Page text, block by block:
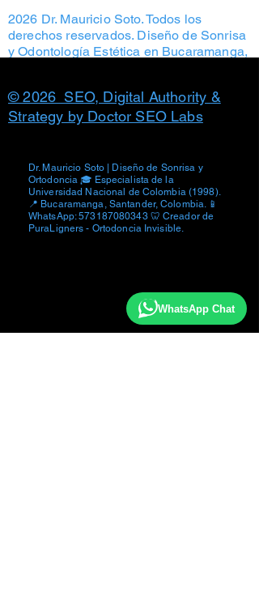
2026 Dr. Mauricio Soto. Todos los
derechos reservados. Diseño de Sonrisa
y Odontología Estética en Bucaramanga,
© 2026 SEO, Digital Authority &
Strategy by Doctor SEO Labs
Dr. Mauricio Soto | Diseño de Sonrisa y
Ortodoncia 🎓 Especialista de la
Universidad Nacional de Colombia (1998).
📍 Bucaramanga, Santander, Colombia. 📱
WhatsApp:573187080343🦷 Creador de
PuraLigners - Ortodoncia Invisible.
WhatsApp Chat